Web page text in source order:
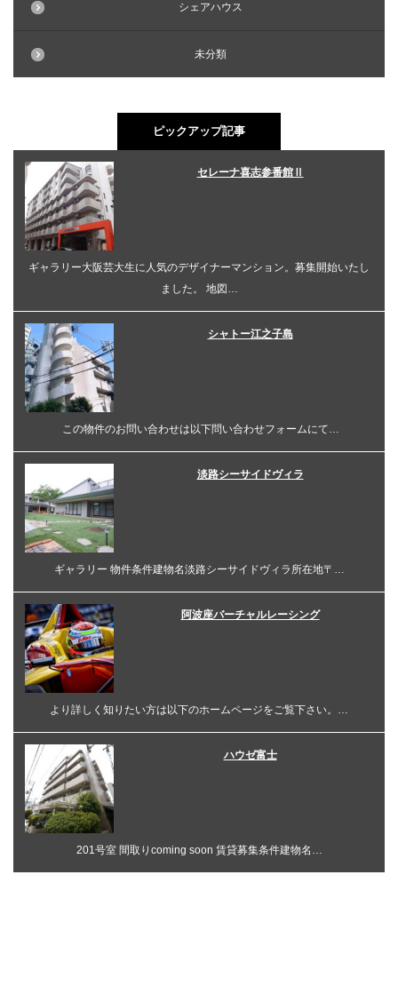
シェアハウス
未分類
ピックアップ記事
セレーナ喜志参番館Ⅱ
ギャラリー大阪芸大生に人気のデザイナーマンション。募集開始いたし
ました。 地図…
シャトー江之子島
この物件のお問い合わせは以下問い合わせフォームにて…
淡路シーサイドヴィラ
ギャラリー 物件条件建物名淡路シーサイドヴィラ所在地〒…
阿波座バーチャルレーシング
より詳しく知りたい方は以下のホームページをご覧下さい。…
ハウゼ富士
201号室 間取りcoming soon 賃貸募集条件建物名…